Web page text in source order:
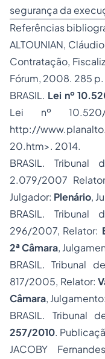
segurança da
Referências
ALTOUNIAN,
Contratação,
Fórum, 2008. 285 p.
BRASIL. Lei nº
Lei nº
http://
20.htm>. 2014.
BRASIL.
2.079/2007
Julgador: Plenário,
BRASIL.
296/2007, Relator:
2ª Câmara,
BRASIL. Tribunal
817/2005, Relator:
Câmara,
BRASIL. Tribunal
257/2010.
JACOBY